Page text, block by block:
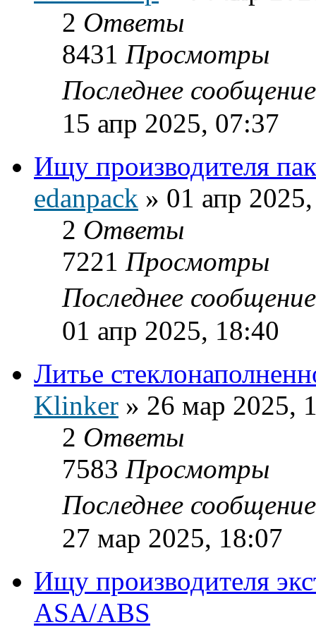
2 Ответы
8431 Просмотры
Последнее
15 апр 2025, 07:37
Ищу производителя
edanpack » 01 апр
2 Ответы
7221 Просмотры
Последнее
01 апр 2025, 18:40
Литье
Klinker » 26 мар 2025,
2 Ответы
7583 Просмотры
Последнее
27 мар 2025, 18:07
Ищу производителя
ASA/ABS